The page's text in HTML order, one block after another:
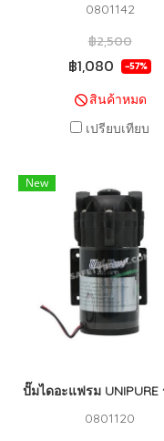
0801142
฿2,500
฿1,080 -57%
สินค้าหมด
เปรียบเทียบ
New
ปั๊มไดอะแฟรม
0801120